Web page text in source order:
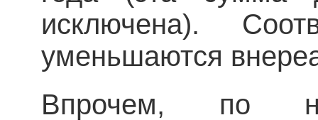
исключена).
уменьшаются
Впрочем, по